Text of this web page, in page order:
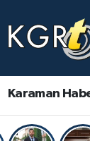
Karaman